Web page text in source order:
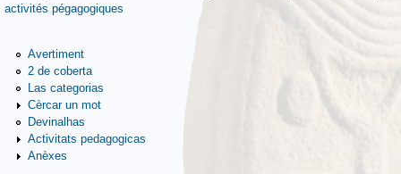
activités pégagogiques
Avertiment
2 de coberta
Las categorias
Cèrcar un mot
Devinalhas
Activitats pedagogicas
Anèxes